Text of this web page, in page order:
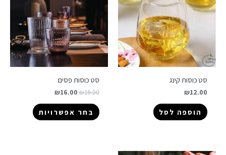
סט כוסות קינג
₪12.00
הוספה לסל
סט כוסות פסים
₪19.00
₪16.00
בחר אפשרויות